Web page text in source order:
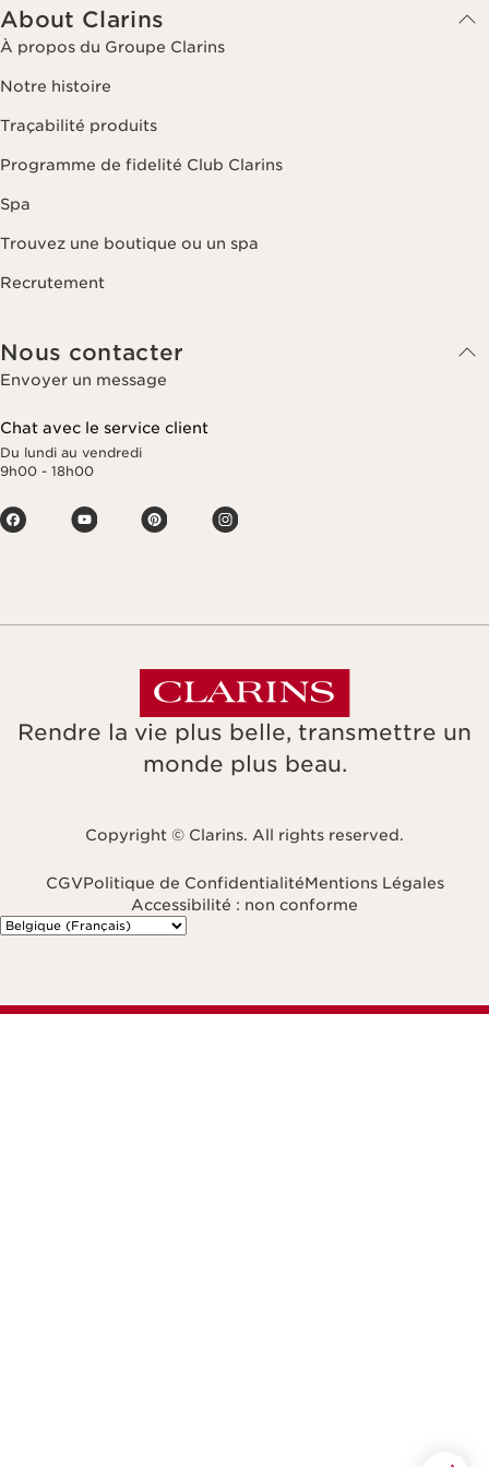
About Clarins
À propos du Groupe Clarins
Notre histoire
Traçabilité produits
Programme de fidelité Club Clarins
Spa
Trouvez une boutique ou un spa
Recrutement
Nous contacter
Envoyer un message
Chat avec le service client
Du lundi au vendredi
9h00 - 18h00
Rendre la vie plus belle, transmettre un
monde plus beau.
Copyright © Clarins. All rights reserved.
CGVPolitique de ConfidentialitéMentions Légales
Accessibilité : non conforme
Naviguer vers